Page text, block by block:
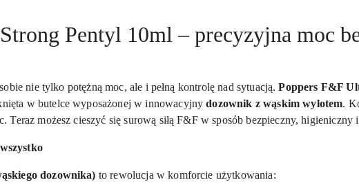
Pentyl 10ml – precyzyjna moc
nie tylko potężną moc, ale i pełną kontrolę nad sytuacją.Poppers F&F
w butelce wyposażonej w innowacyjnydozownik z wąskim wylotem.
Teraz możesz cieszyć się surową siłą F&F w sposób bezpieczny,
dozownika) to rewolucja w komforcie użytkowania: